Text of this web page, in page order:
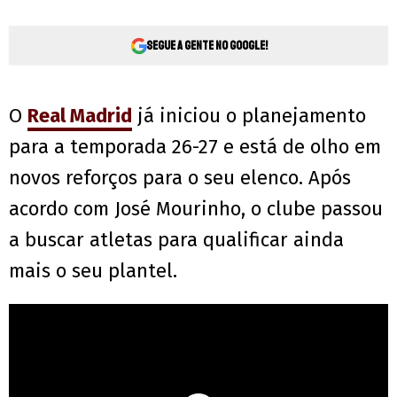
Segue a gente no Google!
O Real Madrid já iniciou o planejamento
para a temporada 26-27 e está de olho em
novos reforços para o seu elenco. Após
acordo com José Mourinho, o clube passou
a buscar atletas para qualificar ainda
mais o seu plantel.